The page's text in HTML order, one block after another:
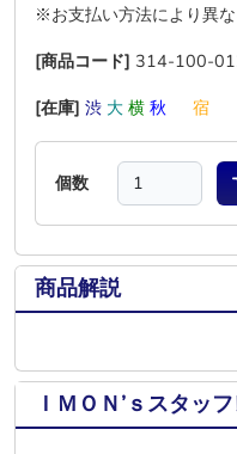
※お支払い方法により異な
[商品コード] 314-100-
[在庫] 渋 大 横 秋 宿
個数
商品解説
ＩＭＯＮ’ｓスタッ